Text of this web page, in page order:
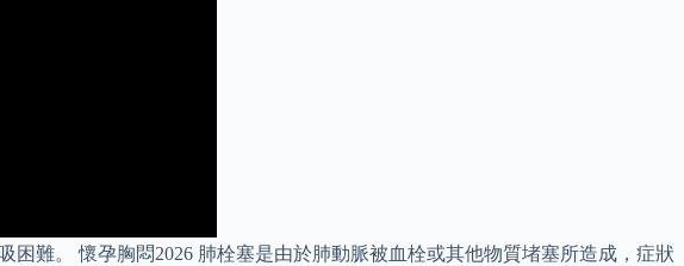
難。 懷孕胸悶2026 肺栓塞是由於肺動脈被血栓或其他物質堵塞所造成，症狀